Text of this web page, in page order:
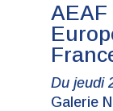
AEAF
Du jeudi
Galerie